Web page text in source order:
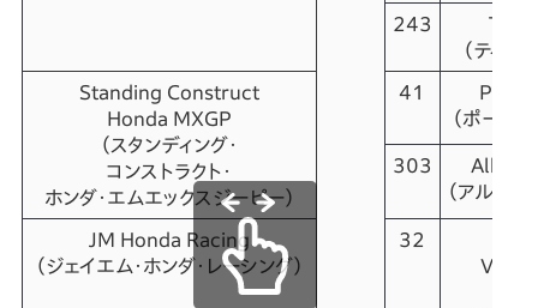
243
Tim
（ティム
Standing Construct
Honda MXGP
（スタンディング・
コンストラクト・
ホンダ・エムエックスジーピー）
41
Pauls
（ポールズ
303
（アルベル
JM Honda Racing
（ジェイエム・ホンダ・レーシング）
32
Van